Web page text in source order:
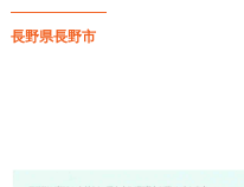
長野県長野市